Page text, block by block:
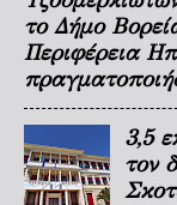
το Δήμο
Περιφέρεια
3,5
τον